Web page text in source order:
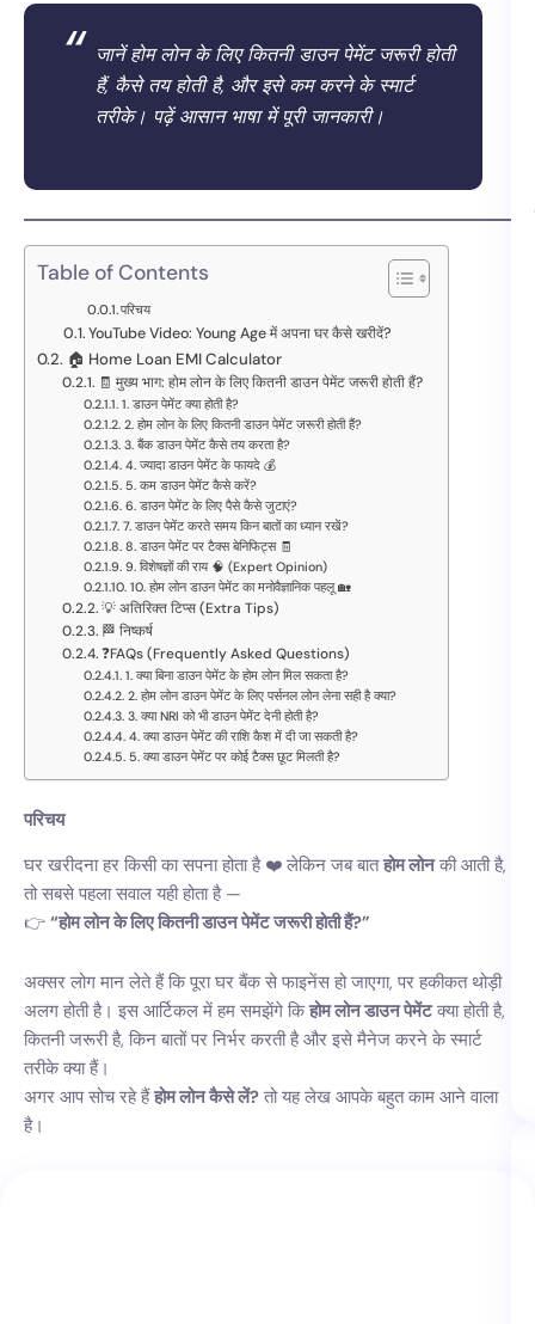
जानें होम लोन के लिए कितनी डाउन पेमेंट जरूरी होती
हैं, कैसे तय होती है, और इसे कम करने के स्मार्ट
तरीके। पढ़ें आसान भाषा में पूरी जानकारी।
Table of Contents
परिचय
YouTube Video: Young Age में अपना घर कैसे खरीदें?
🏠 Home Loan EMI Calculator
🧾 मुख्य भाग: होम लोन के लिए कितनी डाउन पेमेंट जरूरी होती हैं?
1. डाउन पेमेंट क्या होती है?
2. होम लोन के लिए कितनी डाउन पेमेंट जरूरी होती हैं?
3. बैंक डाउन पेमेंट कैसे तय करता है?
4. ज्यादा डाउन पेमेंट के फायदे 💰
5. कम डाउन पेमेंट कैसे करें?
6. डाउन पेमेंट के लिए पैसे कैसे जुटाएं?
7. डाउन पेमेंट करते समय किन बातों का ध्यान रखें?
8. डाउन पेमेंट पर टैक्स बेनिफिट्स 🧾
9. विशेषज्ञों की राय 🧠 (Expert Opinion)
10. होम लोन डाउन पेमेंट का मनोवैज्ञानिक पहलू 🏡
💡 अतिरिक्त टिप्स (Extra Tips)
🏁 निष्कर्ष
❓FAQs (Frequently Asked Questions)
1. क्या बिना डाउन पेमेंट के होम लोन मिल सकता है?
2. होम लोन डाउन पेमेंट के लिए पर्सनल लोन लेना सही है क्या?
3. क्या NRI को भी डाउन पेमेंट देनी होती है?
4. क्या डाउन पेमेंट की राशि कैश में दी जा सकती है?
5. क्या डाउन पेमेंट पर कोई टैक्स छूट मिलती है?
परिचय
घर खरीदना हर किसी का सपना होता है ❤️ लेकिन जब बातहोम लोनकी आती है,
तो सबसे पहला सवाल यही होता है —
👉 “होम लोन के लिए कितनी डाउन पेमेंट जरूरी होती हैं?”
अक्सर लोग मान लेते हैं कि पूरा घर बैंक से फाइनेंस हो जाएगा, पर हकीकत थोड़ी
अलग होती है। इस आर्टिकल में हम समझेंगे किहोम लोन डाउन पेमेंटक्या होती है,
कितनी जरूरी है, किन बातों पर निर्भर करती है और इसे मैनेज करने के स्मार्ट
तरीके क्या हैं।
अगर आप सोच रहे हैंहोम लोन कैसे लें? तो यह लेख आपके बहुत काम आने वाला
है।